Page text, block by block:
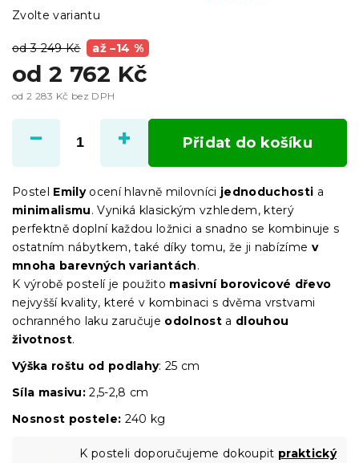
od 3 249 Kč až –14 %
od 2 762 Kč
od 2 283 Kč bez DPH
cena:
Zvolte variantu
Přidat do košíku
Postel Emilyocení hlavně milovníci jednoduchosti a
minimalismu. Vyniká klasickým vzhledem, který
perfektně doplní každou ložnici a snadno se kombinuje s
ostatním nábytkem, také díky tomu, že ji nabízíme v
mnoha barevných variantách.
K výrobě postelí je použito masivní borovicové dřevo
nejvyšší kvality, které v kombinaci s dvěma vrstvami
ochranného laku zaručuje odolnost a dlouhou
životnost.
Výška roštu od podlahy: 25 cm
Síla masivu: 2,5-2,8 cm
Nosnost postele: 240 kg
K posteli doporučujeme dokoupit praktický